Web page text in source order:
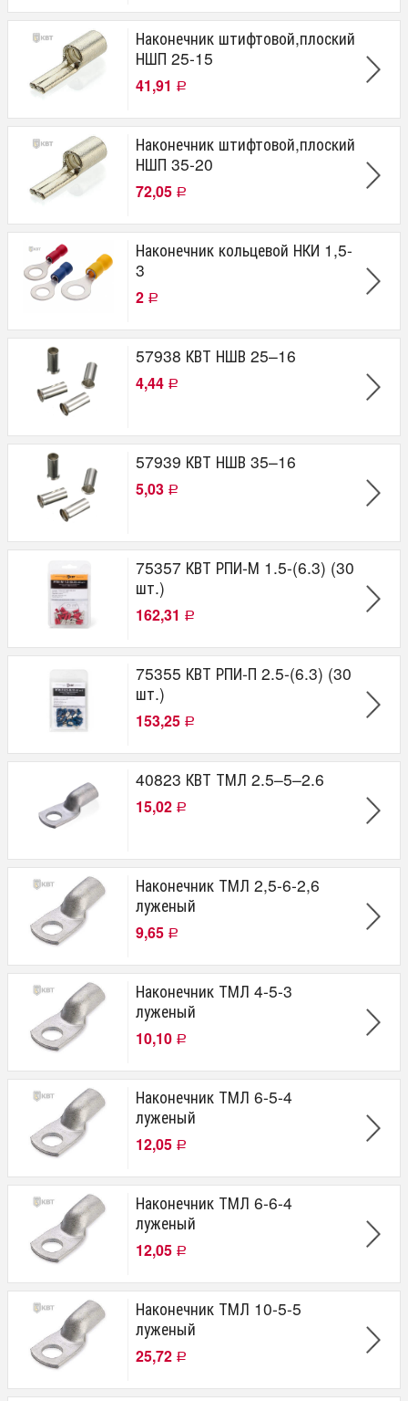
Наконечник штифтовой,плоский
НШП 25-15
41,91 Р
Наконечник штифтовой,плоский
НШП 35-20
72,05 Р
Наконечник кольцевой НКИ 1,5-
3
2 Р
57938 КВТ НШВ 25–16
4,44 Р
57939 КВТ НШВ 35–16
5,03 Р
75357 КВТ РПИ-М 1.5-(6.3) (30
шт.)
162,31 Р
75355 КВТ РПИ-П 2.5-(6.3) (30
шт.)
153,25 Р
40823 КВТ ТМЛ 2.5–5–2.6
15,02 Р
Наконечник ТМЛ 2,5-6-2,6
луженый
9,65 Р
Наконечник ТМЛ 4-5-3
луженый
10,10 Р
Наконечник ТМЛ 6-5-4
луженый
12,05 Р
Наконечник ТМЛ 6-6-4
луженый
12,05 Р
Наконечник ТМЛ 10-5-5
луженый
25,72 Р